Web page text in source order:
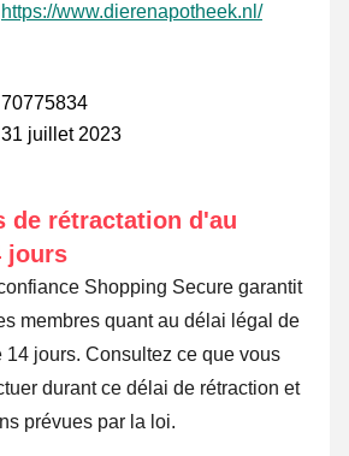
https://www.dierenapotheek.nl/
70775834
31 juillet 2023
de rétractation d'au
jours
Shopping Secure garantit
membres quant au délai légal de
14 jours. Consultez ce que vous
durant ce délai de rétraction et
prévues par la loi.